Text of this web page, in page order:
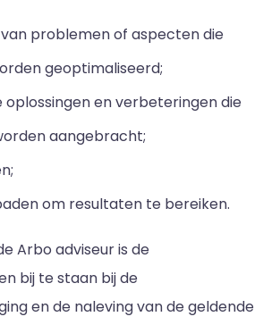
problemen of aspecten die
geoptimaliseerd;
oplossingen en verbeteringen die
aangebracht;
om resultaten te bereiken.
Arbo adviseur is de
bij te staan bij de
en de naleving van de geldende